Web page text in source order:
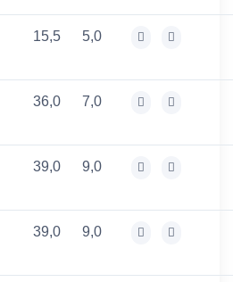
15,5 5,0
36,0 7,0
39,0 9,0
39,0 9,0